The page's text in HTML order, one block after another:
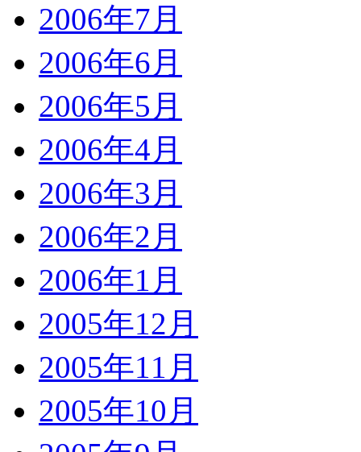
2006年7月
2006年6月
2006年5月
2006年4月
2006年3月
2006年2月
2006年1月
2005年12月
2005年11月
2005年10月